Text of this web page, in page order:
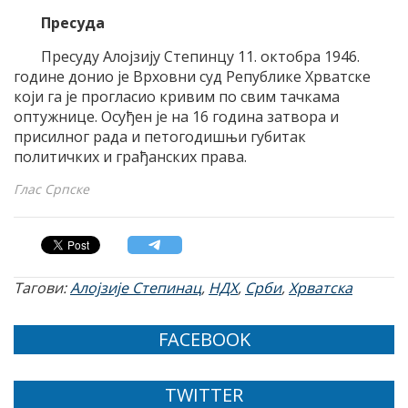
Пресуда
Пресуду Алојзију Степинцу 11. октобра 1946.
године донио је Врховни суд Републике Хрватске
који га је прогласио кривим по свим тачкама
оптужнице. Осуђен је на 16 година затвора и
присилног рада и петогодишњи губитак
политичких и грађанских права.
Глас Српске
Тагови:Алојзије Степинац, НДХ, Срби,Хрватска
FACEBOOK
TWITTER